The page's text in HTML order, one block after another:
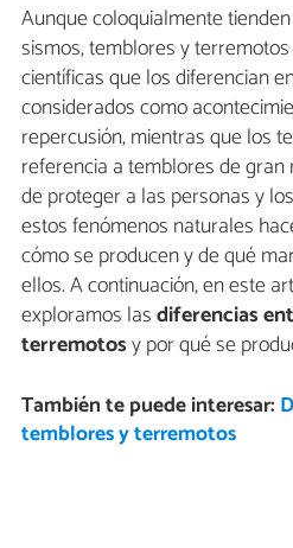
Aunque coloquialmente
sismos, temblores y
científicas que los diferencian
considerados como
repercusión, mientras que los
referencia a temblores de gran
de proteger a las personas y
estos fenómenos naturales
cómo se producen y de qué
ellos. A continuación, en este
exploramos lasdiferencias
terremotosy por qué se
También te puede interesar:
temblores y terremotos